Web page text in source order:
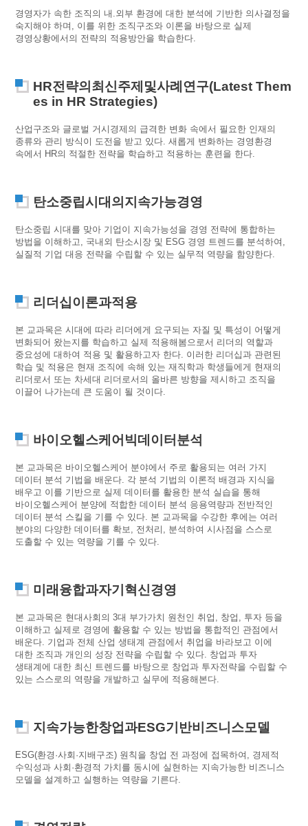
경영자가 속한 조직의 내.외부 환경에 대한 분석에 기반한 의사결정을
숙지해야 하며, 이를 위한 조직구조와 이론을 바탕으로 실제
경영상황에서의 전략의 적용방안을 학습한다.
HR전략의최신주제및사례연구(Latest Them
es in HR Strategies)
산업구조와 글로벌 거시경제의 급격한 변화 속에서 필요한 인재의
종류와 관리 방식이 도전을 받고 있다. 새롭게 변화하는 경영환경
속에서 HR의 적절한 전략을 학습하고 적용하는 훈련을 한다.
탄소중립시대의지속가능경영
탄소중립 시대를 맞아 기업이 지속가능성을 경영 전략에 통합하는
방법을 이해하고, 국내외 탄소시장 및 ESG 경영 트렌드를 분석하여,
실질적 기업 대응 전략을 수립할 수 있는 실무적 역량을 함양한다.
리더십이론과적용
본 교과목은 시대에 따라 리더에게 요구되는 자질 및 특성이 어떻게
변화되어 왔는지를 학습하고 실제 적용해봄으로서 리더의 역할과
중요성에 대하여 적용 및 활용하고자 한다. 이러한 리더십과 관련된
학습 및 적용은 현재 조직에 속해 있는 재직학과 학생들에게 현재의
리더로서 또는 차세대 리더로서의 올바른 방향을 제시하고 조직을
이끌어 나가는데 큰 도움이 될 것이다.
바이오헬스케어빅데이터분석
본 교과목은 바이오헬스케어 분야에서 주로 활용되는 여러 가지
데이터 분석 기법을 배운다. 각 분석 기법의 이론적 배경과 지식을
배우고 이를 기반으로 실제 데이터를 활용한 분석 실습을 통해
바이오헬스케어 분양에 적합한 데이터 분석 응용역량과 전반적인
데이터 분석 스킬을 기를 수 있다. 본 교과목을 수강한 후에는 여러
분야의 다양한 데이터를 확보, 전처리, 분석하여 시사점을 스스로
도출할 수 있는 역량을 기를 수 있다.
미래융합과자기혁신경영
본 교과목은 현대사회의 3대 부가가치 원천인 취업, 창업, 투자 등을
이해하고 실제로 경영에 활용할 수 있는 방법을 통합적인 관점에서
배운다. 기업과 전체 산업 생태계 관점에서 취업을 바라보고 이에
대한 조직과 개인의 성장 전략을 수립할 수 있다. 창업과 투자
생태계에 대한 최신 트렌드를 바탕으로 창업과 투자전략을 수립할 수
있는 스스로의 역량을 개발하고 실무에 적용해본다.
지속가능한창업과ESG기반비즈니스모델
ESG(환경·사회·지배구조) 원칙을 창업 전 과정에 접목하여, 경제적
수익성과 사회·환경적 가치를 동시에 실현하는 지속가능한 비즈니스
모델을 설계하고 실행하는 역량을 기른다.